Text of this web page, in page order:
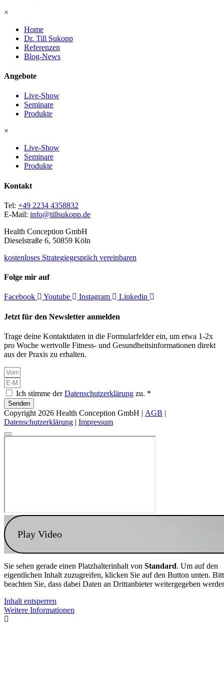
×
Home
Dr. Till Sukopp
Referenzen
Blog-News
Angebote
Live-Show
Seminare
Produkte
×
Live-Show
Seminare
Produkte
Kontakt
Tel: +49 2234 4358832
E-Mail: info@tillsukopp.de
Health Conception GmbH
Dieselstraße 6, 50859 Köln
kostenloses Strategiegespräch vereinbaren
Folge mir auf
Facebook Youtube Instagram Linkedin
Jetzt für den Newsletter anmelden
Trage deine Kontaktdaten in die Formularfelder ein, um etwa 1-2x
pro Woche wertvolle Fitness- und Gesundheitsinformationen direkt
aus der Praxis zu erhalten.
Ich stimme derDatenschutzerklärung zu. *
Senden
Copyright 2026 Health Conception GmbH | AGB |
Datenschutzerklärung | Impressum
Play Video
Sie sehen gerade einen Platzhalterinhalt von Standard. Um auf den
eigentlichen Inhalt zuzugreifen, klicken Sie auf den Button unten.
beachten Sie, dass dabei Daten an Drittanbieter weitergegeben
Inhalt entsperren
Weitere Informationen